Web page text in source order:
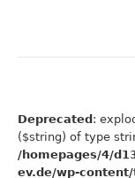
Deprecated:
($string) of type
/homepages/4/
ev.de/wp-